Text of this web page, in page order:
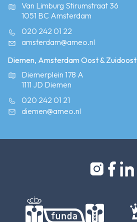
Van Limburg Stirumstraat 36
1051 BC Amsterdam
020 242 01 22
amsterdam@ameo.nl
Diemen, Amsterdam Oost & Zuidoost
Diemerplein 178 A
1111 JD Diemen
020 242 01 21
diemen@ameo.nl